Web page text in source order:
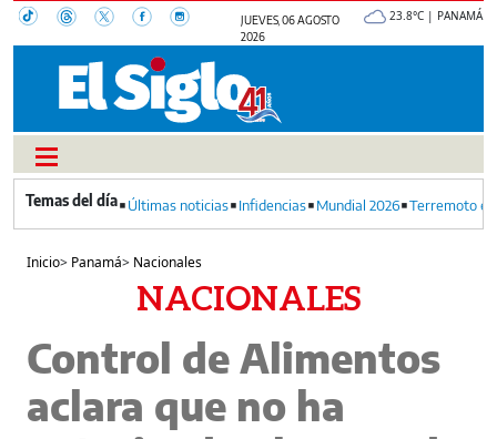
JUEVES, 06 AGOSTO
2026
23.8°C | PANAMÁ
Últimas noticias Infidencias Mundial 2026 Terremoto
Inicio> Panamá> Nacionales
NACIONALES
Control de Alimentos
aclara que no ha